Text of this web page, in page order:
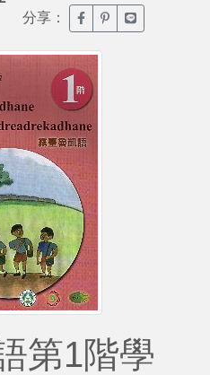
分享： 臉書分享(另開新視窗)
噗浪分享(另開新
Line分享(另
第1階學